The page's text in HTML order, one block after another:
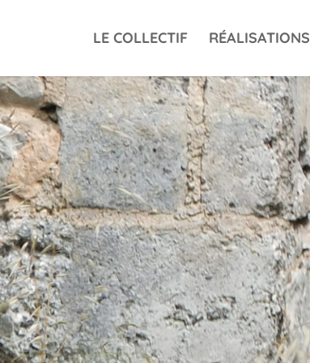
LE COLLECTIF RÉALISATIONS